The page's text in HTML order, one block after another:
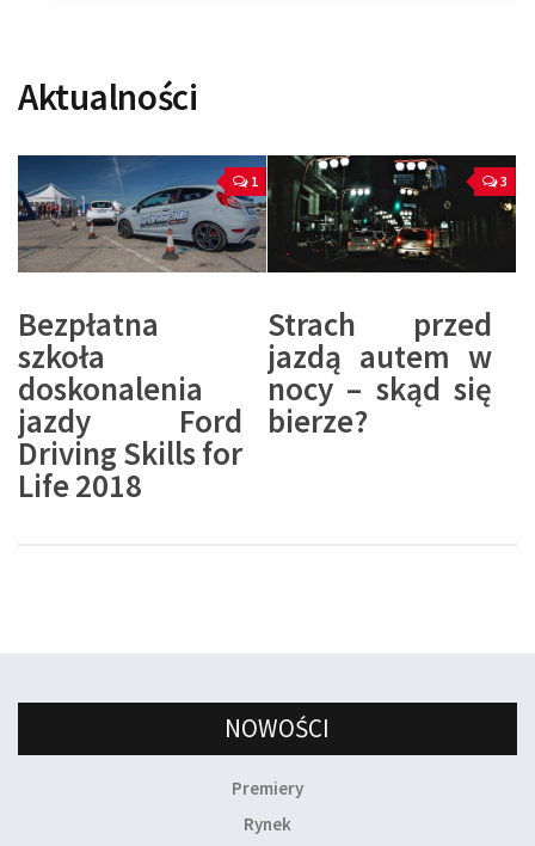
Aktualności
1
Bezpłatna
szkoła
doskonalenia
jazdy Ford
Driving Skills for
Life 2018
3
Strach przed
jazdą autem w
nocy – skąd się
bierze?
NOWOŚCI
Premiery
Rynek